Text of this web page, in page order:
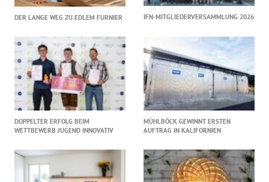
DER LANGE WEG ZU EDLEM FURNIER IFN-MITGLIEDERVERSAMMLUNG 2026
DOPPELTER ERFOLG BEIM
WETTBEWERB JUGEND INNOVATIV
MÜHLBÖCK GEWINNT ERSTEN
AUFTRAG IN KALIFORNIEN